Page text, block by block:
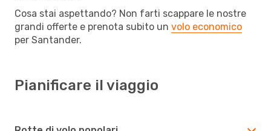
Cosa stai aspettando? Non farti scappare le nostre
grandi offerte e prenota subito un volo economico
per Santander.
Pianificare il viaggio